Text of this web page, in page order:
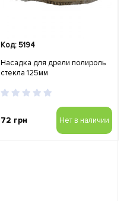
Код: 5194
Насадка для дрели полироль
стекла 125мм
72 грн Нет в наличии